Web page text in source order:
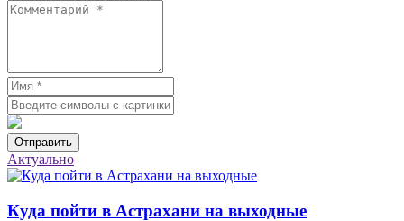
Отправить
Актуально
Куда пойти в Астрахани на выходные